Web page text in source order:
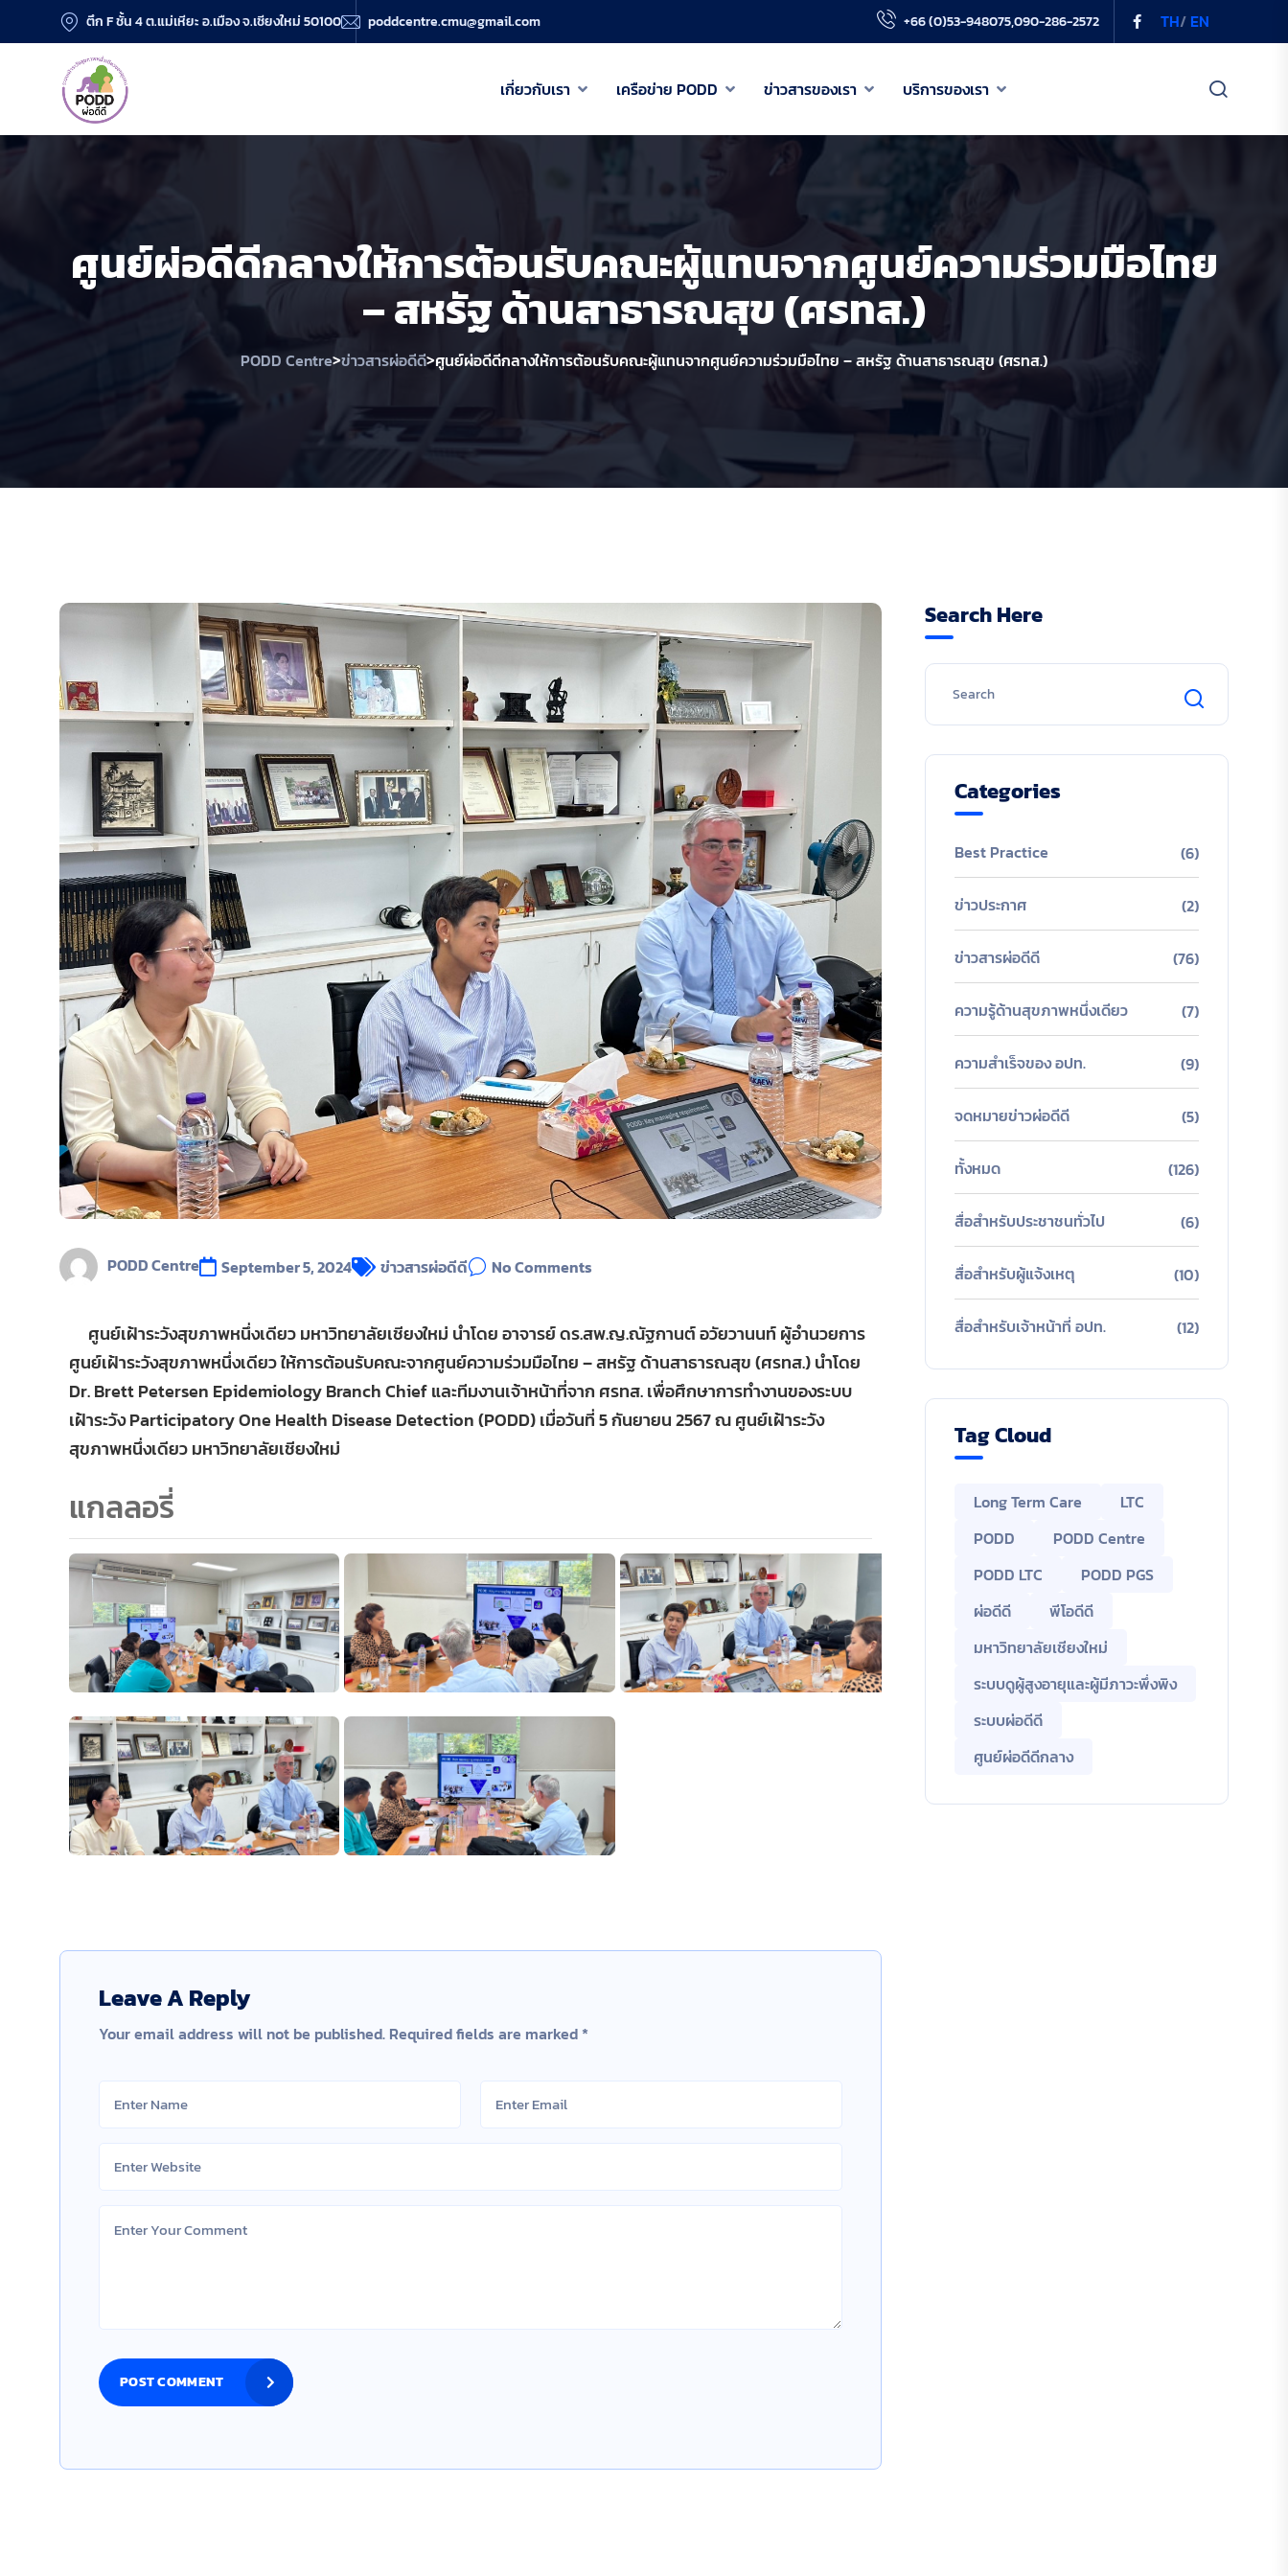
ตึก F ชั้น 4 ต.แม่เหียะ อ.เมือง จ.เชียงใหม่ 50100 poddcentre.cmu@gmail.com +66 (0)53-948075,090-286-2572 TH/ EN
เกี่ยวกับเรา เครือข่าย PODD ข่าวสารของเรา บริการของเรา
เครือข่าย PODD
ข่าวสารของเรา
ศูนย์ผ่อดีดีกลางให้การต้อนรับคณะผู้แทนจากศูนย์ความร่วมมือไทย
– สหรัฐ ด้านสาธารณสุข (ศรทส.)
PODD Centre>ข่าวสารผ่อดีดี>ศูนย์ผ่อดีดีกลางให้การต้อนรับคณะผู้แทนจากศูนย์ความร่วมมือไทย – สหรัฐ ด้านสาธารณสุข (ศรทส.)
PODD Centre September 5, 2024 ข่าวสารผ่อดีดี No Comments
ศูนย์เฝ้าระวังสุขภาพหนึ่งเดียว มหาวิทยาลัยเชียงใหม่ นำโดย อาจารย์ ดร.สพ.ญ.ณัฐกานต์ อวัยวานนท์ ผู้อำนวยการ
ศูนย์เฝ้าระวังสุขภาพหนึ่งเดียว ให้การต้อนรับคณะจากศูนย์ความร่วมมือไทย – สหรัฐ ด้านสาธารณสุข (ศรทส.) นำโดย
Dr. Brett Petersen Epidemiology Branch Chief และทีมงานเจ้าหน้าที่จาก ศรทส. เพื่อศึกษาการทำงานของระบบ
เฝ้าระวัง Participatory One Health Disease Detection (PODD) เมื่อวันที่ 5 กันยายน 2567 ณ ศูนย์เฝ้าระวัง
สุขภาพหนึ่งเดียว มหาวิทยาลัยเชียงใหม่
แกลลอรี่
Leave A Reply
Your email address will not be published. Required fields are marked *
POST COMMENT
Search Here
Categories
Best Practice (6)
ข่าวประกาศ (2)
ข่าวสารผ่อดีดี (76)
ความรู้ด้านสุขภาพหนึ่งเดียว (7)
ความสำเร็จของ อปท. (9)
จดหมายข่าวผ่อดีดี (5)
ทั้งหมด (126)
สื่อสำหรับประชาชนทั่วไป (6)
สื่อสำหรับผู้แจ้งเหตุ (10)
สื่อสำหรับเจ้าหน้าที่ อปท. (12)
Tag Cloud
Long Term Care
LTC
PODD
PODD Centre
PODD LTC
PODD PGS
ผ่อดีดี
พีโอดีดี
มหาวิทยาลัยเชียงใหม่
ระบบดูผู้สูงอายุและผู้มีภาวะพึ่งพิง
ระบบผ่อดีดี
ศูนย์ผ่อดีดีกลาง